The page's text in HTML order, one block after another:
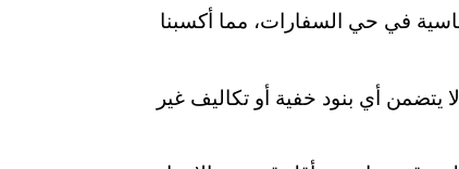
في حي السفارات، مما أكسبنا
يتضمن أي بنود خفية أو تكاليف غير